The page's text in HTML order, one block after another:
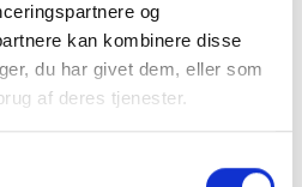
og
kan kombinere disse
du har givet dem, eller som
af deres tjenester.